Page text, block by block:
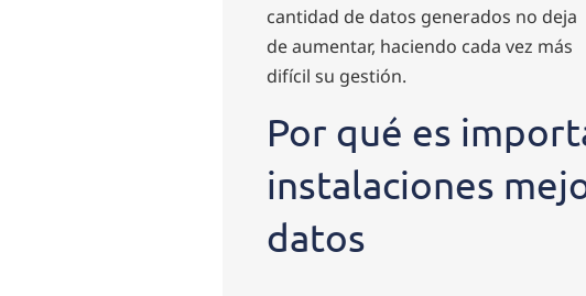
cantidad de datos generados no deja
de aumentar, haciendo cada vez más
difícil su gestión.
Por qué es
instalaciones
datos